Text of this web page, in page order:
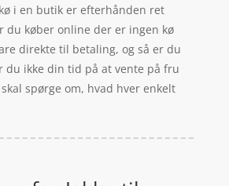
i en butik er efterhånden ret
du køber online der er ingen kø
direkte til betaling, og så er du
du ikke din tid på at vente på fru
spørge om, hvad hver enkelt